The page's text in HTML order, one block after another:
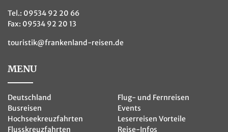
Tel.: 09534 92 20 66
Fax: 09534 92 20 13
touristik@frankenland-reisen.de
MENU
Deutschland
Busreisen
Hochseekreuzfahrten
Flusskreuzfahrten
Flug- und Fernreisen
Events
Leserreisen Vorteile
Reise-Infos